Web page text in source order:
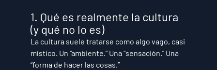
1. Qué es realmente la cultura
(y qué no lo es)
La cultura suele tratarse como algo vago, casi
místico. Un “ambiente.” Una “sensación.” Una
“forma de hacer las cosas.”